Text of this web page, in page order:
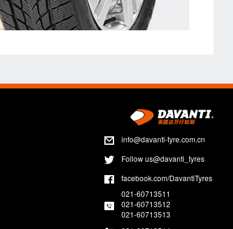
info@davanti-tyre.com.cn
Follow us@davanti_tyres
facebook.com/DavantiTyres
021-60713511
021-60713512
021-60713513